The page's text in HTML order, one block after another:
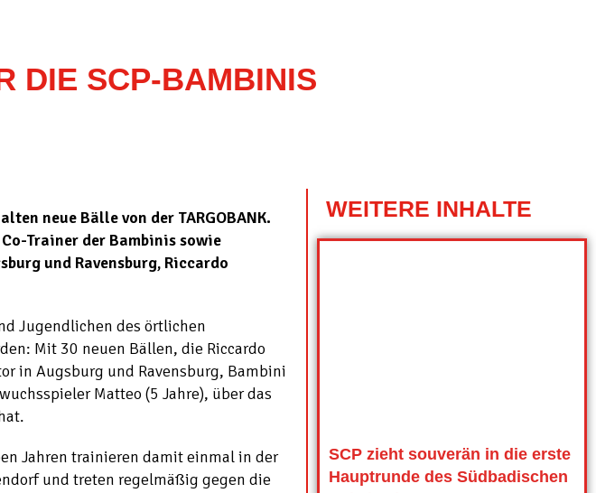
DIE SCP-BAMBINIS
neue Bälle von der TARGOBANK.
Trainer der Bambinis sowie
und Ravensburg, Riccardo
Jugendlichen des örtlichen
Mit 30 neuen Bällen, die Riccardo
in Augsburg und Ravensburg, Bambini
Matteo (5 Jahre), über das
Jahren trainieren damit einmal in der
und treten regelmäßig gegen die
WEITERE INHALTE
SCP zieht souverän in die erste
Hauptrunde des Südbadischen